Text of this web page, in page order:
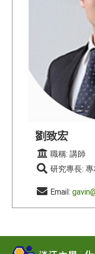
劉致宏
職稱: 講師
研究專長:
Email: